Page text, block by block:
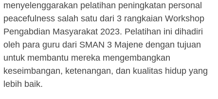
menyelenggarakan pelatihan peningkatan personal
peacefulness salah satu dari 3 rangkaian Workshop
Pengabdian Masyarakat 2023. Pelatihan ini dihadiri
oleh para guru dari SMAN 3 Majene dengan tujuan
untuk membantu mereka mengembangkan
keseimbangan, ketenangan, dan kualitas hidup yang
lebih baik.